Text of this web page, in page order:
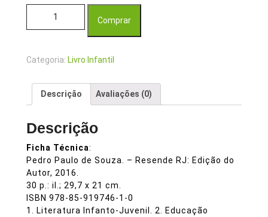
Comprar
Categoria: Livro Infantil
Descrição Avaliações (0)
Descrição
Ficha Técnica:
Pedro Paulo de Souza. – Resende RJ: Edição do
Autor, 2016.
30 p.: il.; 29,7 x 21 cm.
ISBN 978-85-919746-1-0
1. Literatura Infanto-Juvenil. 2. Educação